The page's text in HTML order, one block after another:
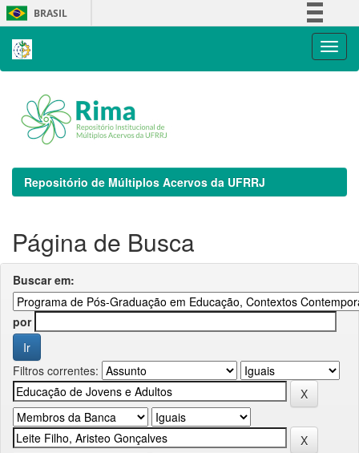
Skip
navigation
BRASIL
Repositório de Múltiplos Acervos da UFRRJ
Página de Busca
Buscar em:
por
Filtros correntes: